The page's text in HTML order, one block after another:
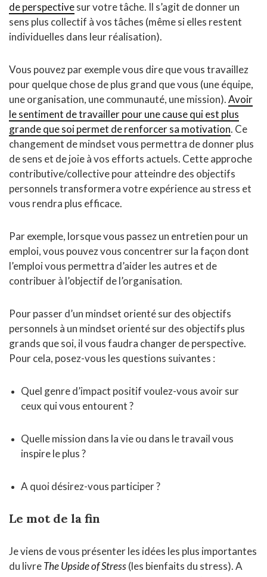
de perspectivesur votre tâche. Il s’agit de donner un
sens plus collectif à vos tâches (même si elles restent
individuelles dans leur réalisation).
Vous pouvez par exemple vous dire que vous travaillez
pour quelque chose de plus grand que vous (une équipe,
une organisation, une communauté, une mission).Avoir
le sentiment de travailler pour une cause qui est plus
grande que soi permet de renforcer sa motivation. Ce
changement de mindset vous permettra de donner plus
de sens et de joie à vos efforts actuels. Cette approche
contributive/collective pour atteindre des objectifs
personnels transformera votre expérience au stress et
vous rendra plus efficace.
Par exemple, lorsque vous passez un entretien pour un
emploi, vous pouvez vous concentrer sur la façon dont
l’emploi vous permettra d’aider les autres et de
contribuer à l’objectif de l’organisation.
Pour passer d’un mindset orienté sur des objectifs
personnels à un mindset orienté sur des objectifs plus
grands que soi, il vous faudra changer de perspective.
Pour cela, posez-vous les questions suivantes :
Quel genre d’impact positif voulez-vous avoir sur
ceux qui vous entourent ?
Quelle mission dans la vie ou dans le travail vous
inspire le plus ?
A quoi désirez-vous participer ?
Le mot de la fin
Je viens de vous présenter les idées les plus importantes
du livreThe Upside of Stress(les bienfaits du stress). A